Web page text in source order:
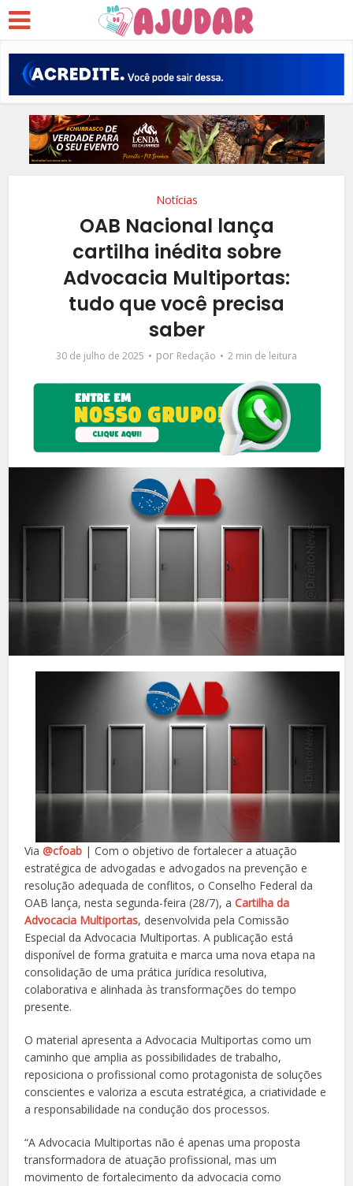
Notícias
OAB Nacional lança
cartilha inédita sobre
Advocacia Multiportas:
tudo que você precisa
saber
30 de julho de 2025 por Redação 2 min de leitura
Via@cfoab | Com o objetivo de fortalecer a atuação
estratégica de advogadas e advogados na prevenção e
resolução adequada de conflitos, o Conselho Federal da
OAB lança, nesta segunda-feira (28/7), aCartilha da
Advocacia Multiportas, desenvolvida pela Comissão
Especial da Advocacia Multiportas. A publicação está
disponível de forma gratuita e marca uma nova etapa na
consolidação de uma prática jurídica resolutiva,
colaborativa e alinhada às transformações do tempo
presente.
O material apresenta a Advocacia Multiportas como um
caminho que amplia as possibilidades de trabalho,
reposiciona o profissional como protagonista de soluções
conscientes e valoriza a escuta estratégica, a criatividade e
a responsabilidade na condução dos processos.
“A Advocacia Multiportas não é apenas uma proposta
transformadora de atuação profissional, mas um
movimento de fortalecimento da advocacia como